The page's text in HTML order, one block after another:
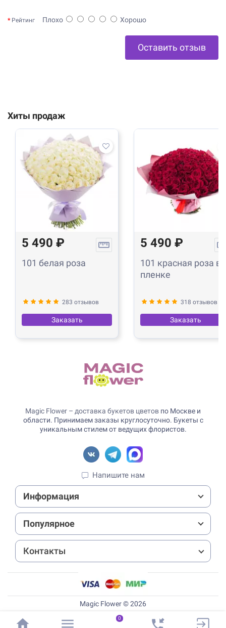
0
Рейтинг Плохо Хорошо
Оставить отзыв
Хиты продаж
5 490 ₽
101 белая роза
283 отзывов
Заказать
5 490 ₽
101 красная роза в
пленке
318 отзывов
Заказать
Magic Flower – доставка букетов цветов по Москве и
области. Принимаем заказы круглосуточно. Букеты с
уникальным стилем от ведущих флористов.
Напишите нам
Информация
Популярное
Контакты
Magic Flower © 2026